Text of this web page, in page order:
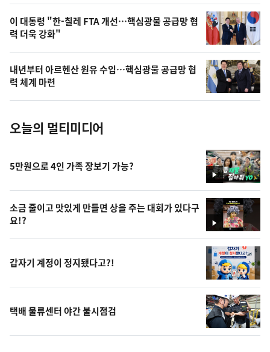
오
늘
의
사
진
이 대통령 "한-칠레 FTA 개선…핵심광물 공급망 협
력 더욱 강화"
내년부터 아르헨산 원유 수입…핵심광물 공급망 협
력 체계 마련
오늘의 멀티미디어
영
상
5만원으로 4인 가족 장보기 가능?
영
상
소금 줄이고 맛있게 만들면 상을 주는 대회가 있다구
요!?
갑자기 계정이 정지됐다고?!
택배 물류센터 야간 불시점검